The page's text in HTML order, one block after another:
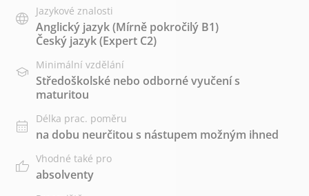
Jazykové znalosti
Anglický jazyk(Mírně pokročilý B1)
Český jazyk(Expert C2)
Minimální vzdělání
Středoškolské nebo odborné vyučení s
maturitou
Délka prac. poměru
na dobu neurčitou s nástupem možným ihned
Vhodné také pro
absolventy